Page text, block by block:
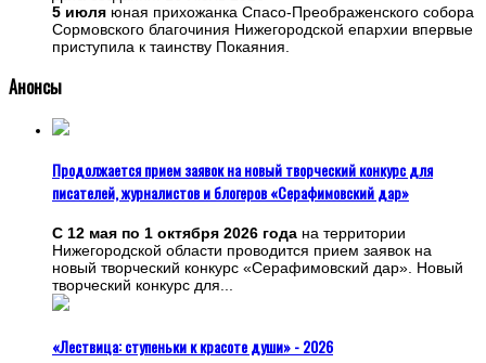
5 июля юная прихожанка Спасо-Преображенского собора
Сормовского благочиния Нижегородской епархии впервые
приступила к таинству Покаяния.
Анонсы
Продолжается прием заявок на новый творческий конкурс для
писателей, журналистов и блогеров «Серафимовский дар»
С 12 мая по 1 октября 2026 года на территории
Нижегородской области проводится прием заявок на
новый творческий конкурс «Серафимовский дар». Новый
творческий конкурс для...
«Лествица: ступеньки к красоте души» - 2026